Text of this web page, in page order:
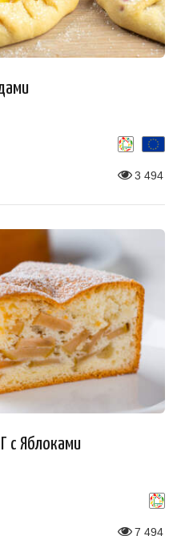
3 494
с Яблоками
7 494